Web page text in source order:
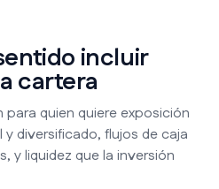
incluir
cartera
para quien quiere exposición
diversificado, flujos de caja
y liquidez que la inversión